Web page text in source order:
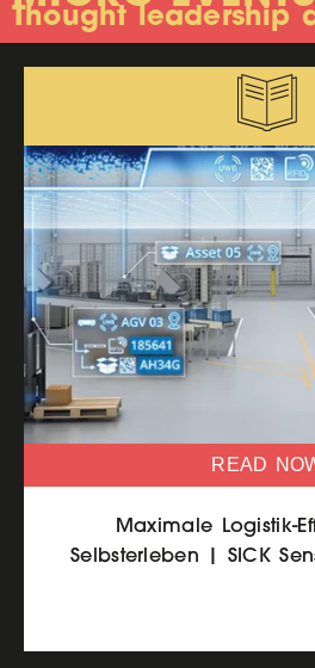
Thought leadership
READ
Maximale Logistik-
Selbsterleben | SICK